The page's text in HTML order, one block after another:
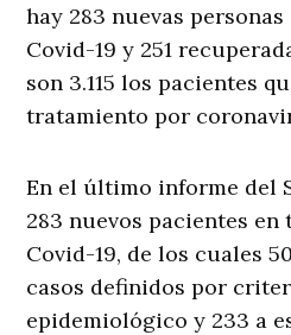
hay 283 nuevas
Covid-19 y 251
son 3.115 los pacientes
tratamiento por
En el último informe del
283 nuevos pacientes
Covid-19, de los cuales
casos definidos por
epidemiológico y 233 a